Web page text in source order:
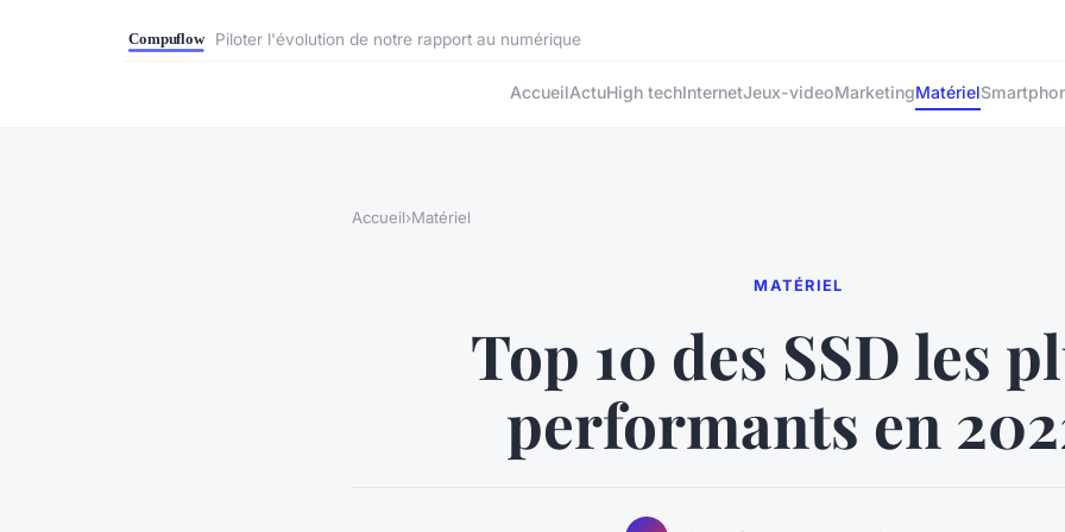
Piloter l'évolution de notre rapport au numérique
AccueilActuHigh techInternetJeux-videoMarketingMatériel
Accueil›Matériel
MATÉRIEL
Top 10 des SSD les
performants en